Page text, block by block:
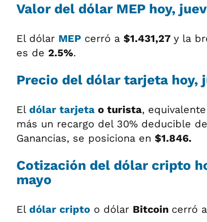
Valor del dólar MEP hoy,
El dólar MEP cerró a $1.431,27 y la
es de 2.5%.
Precio del dólar tarjeta hoy,
El dólar tarjeta o turista,
más un recargo del 30% deducible
Ganancias, se posiciona en $1.846.
Cotización del dólar cripto
mayo
El dólar cripto o dólar Bitcoin cerró a